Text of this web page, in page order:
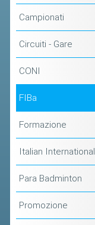
Campionati
Circuiti - Gare
CONI
FIBa
Formazione
Italian International
Para Badminton
Promozione